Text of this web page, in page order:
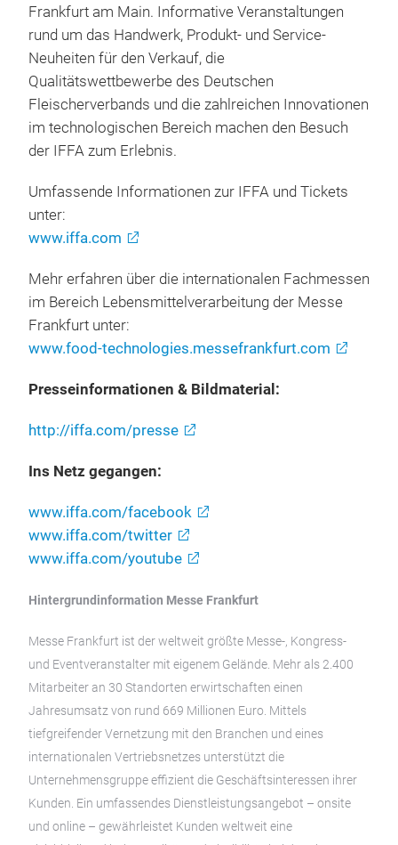
Frankfurt am Main. Informative Veranstaltungen
rund um das Handwerk, Produkt- und Service-
Neuheiten für den Verkauf, die
Qualitätswettbewerbe des Deutschen
Fleischerverbands und die zahlreichen Innovationen
im technologischen Bereich machen den Besuch
der IFFA zum Erlebnis.
Umfassende Informationen zur IFFA und Tickets
unter:
www.iffa.com
Mehr erfahren über die internationalen Fachmessen
im Bereich Lebensmittelverarbeitung der Messe
Frankfurt unter:
www.food-technologies.messefrankfurt.com
Presseinformationen & Bildmaterial:
http://iffa.com/presse
Ins Netz gegangen:
www.iffa.com/facebook
www.iffa.com/twitter
www.iffa.com/youtube
Hintergrundinformation Messe Frankfurt
Messe Frankfurt ist der weltweit größte Messe-, Kongress-
und Eventveranstalter mit eigenem Gelände. Mehr als 2.400
Mitarbeiter an 30 Standorten erwirtschaften einen
Jahresumsatz von rund 669 Millionen Euro. Mittels
tiefgreifender Vernetzung mit den Branchen und eines
internationalen Vertriebsnetzes unterstützt die
Unternehmensgruppe effizient die Geschäftsinteressen ihrer
Kunden. Ein umfassendes Dienstleistungsangebot – onsite
und online – gewährleistet Kunden weltweit eine